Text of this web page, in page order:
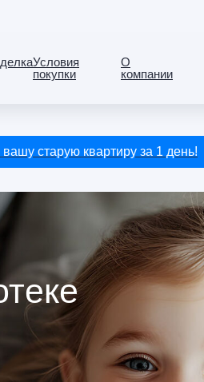
Условия
покупки
О
компании
квартиру за 1 день!